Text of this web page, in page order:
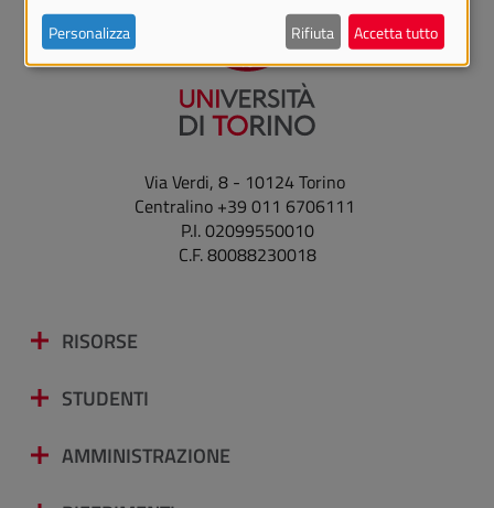
Via Verdi, 8 - 10124 Torino
Centralino +39 011 6706111
P.I. 02099550010
C.F. 80088230018
RISORSE
STUDENTI
AMMINISTRAZIONE
Personalizza Rifiuta Accetta tutto